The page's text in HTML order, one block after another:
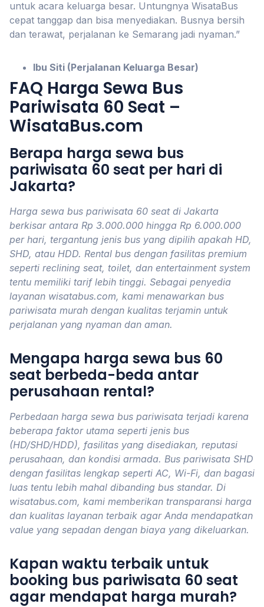
untuk acara keluarga besar. Untungnya WisataBus
cepat tanggap dan bisa menyediakan. Busnya bersih
dan terawat, perjalanan ke Semarang jadi nyaman.”
Ibu Siti (Perjalanan Keluarga Besar)
FAQ Harga Sewa Bus
Pariwisata 60 Seat –
WisataBus.com
Berapa harga sewa bus
pariwisata 60 seat per hari di
Jakarta?
Harga sewa bus pariwisata 60 seat di Jakarta
berkisar antara Rp 3.000.000 hingga Rp 6.000.000
per hari, tergantung jenis bus yang dipilih apakah HD,
SHD, atau HDD. Rental bus dengan fasilitas premium
seperti reclining seat, toilet, dan entertainment system
tentu memiliki tarif lebih tinggi. Sebagai penyedia
layanan wisatabus.com, kami menawarkan bus
pariwisata murah dengan kualitas terjamin untuk
perjalanan yang nyaman dan aman.
Mengapa harga sewa bus 60
seat berbeda-beda antar
perusahaan rental?
Perbedaan harga sewa bus pariwisata terjadi karena
beberapa faktor utama seperti jenis bus
(HD/SHD/HDD), fasilitas yang disediakan, reputasi
perusahaan, dan kondisi armada. Bus pariwisata SHD
dengan fasilitas lengkap seperti AC, Wi-Fi, dan bagasi
luas tentu lebih mahal dibanding bus standar. Di
wisatabus.com, kami memberikan transparansi harga
dan kualitas layanan terbaik agar Anda mendapatkan
value yang sepadan dengan biaya yang dikeluarkan.
Kapan waktu terbaik untuk
booking bus pariwisata 60 seat
agar mendapat harga murah?